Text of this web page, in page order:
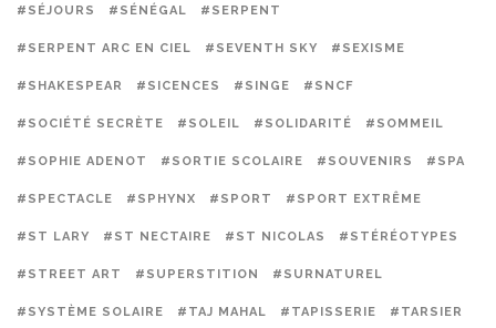
#SÉJOURS #SÉNÉGAL #SERPENT
#SERPENT ARC EN CIEL #SEVENTH SKY #SEXISME
#SHAKESPEAR #SICENCES #SINGE #SNCF
#SOCIÉTÉ SECRÈTE #SOLEIL #SOLIDARITÉ #SOMMEIL
#SOPHIE ADENOT #SORTIE SCOLAIRE #SOUVENIRS #SPA
#SPECTACLE #SPHYNX #SPORT #SPORT EXTRÊME
#ST LARY #ST NECTAIRE #ST NICOLAS #STÉRÉOTYPES
#STREET ART #SUPERSTITION #SURNATUREL
#SYSTÈME SOLAIRE #TAJ MAHAL #TAPISSERIE #TARSIER